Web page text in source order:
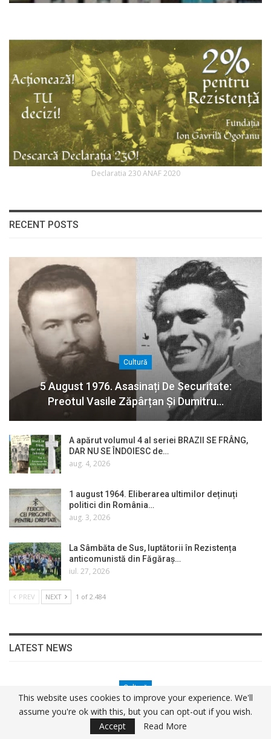
Declaratia 230 ANAF 2020
RECENT POSTS
Cultură
5 August 1976. Asasinați De Securitate:
Preotul Vasile Zăpârțan Și Dumitru…
A apărut volumul 4 al seriei BRAZII SE FRÂNG,
DAR NU SE ÎNDOIESC de…
aug. 4, 2026
1 august 1964. Eliberarea ultimilor deținuți
politici din România…
aug. 3, 2026
La Sâmbăta de Sus, luptătorii în Rezistența
anticomunistă din Făgăraș…
iul. 27, 2026
PREV NEXT 1 of 2.484
LATEST NEWS
Cultură
5 August 1976. Asasinați De Securitate: Preotul Vasile…
Florin Dobrescu 2 zile ago
This website uses cookies to improve your experience. We'll
assume you're ok with this, but you can opt-out if you wish.
Accept
Read More